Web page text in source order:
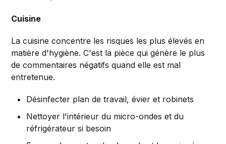
Cuisine
La cuisine concentre les risques les plus élevés en
matière d'hygiène. C'est la pièce qui génère le plus
de commentaires négatifs quand elle est mal
entretenue.
Désinfecter plan de travail, évier et robinets
Nettoyer l'intérieur du micro-ondes et du
réfrigérateur si besoin